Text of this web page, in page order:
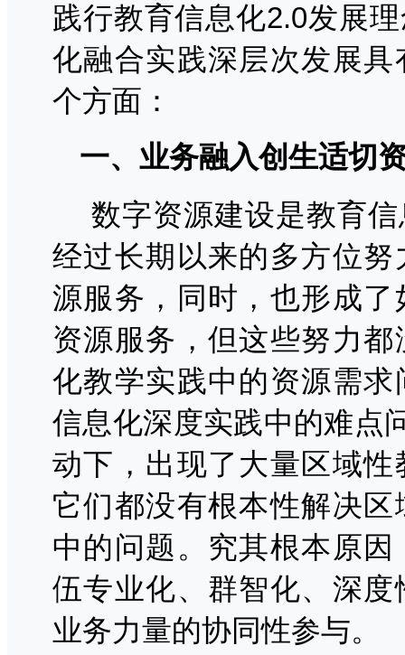
践行教育信息化2.0发展
化融合实践深层次发展
个方面：
一、业务融入创生适切
数字资源建设是教育
经过长期以来的多方位
源服务，同时，也形成
资源服务，但这些努力
化教学实践中的资源需
信息化深度实践中的难点
动下，出现了大量区域
它们都没有根本性解决
中的问题。究其根本原
伍专业化、群智化、深
业务力量的协同性参与。